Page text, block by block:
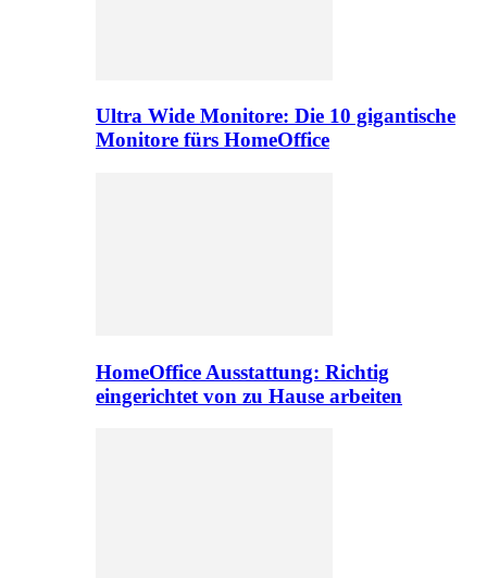
Ultra Wide Monitore: Die 10 gigantische
Monitore fürs HomeOffice
HomeOffice Ausstattung: Richtig
eingerichtet von zu Hause arbeiten